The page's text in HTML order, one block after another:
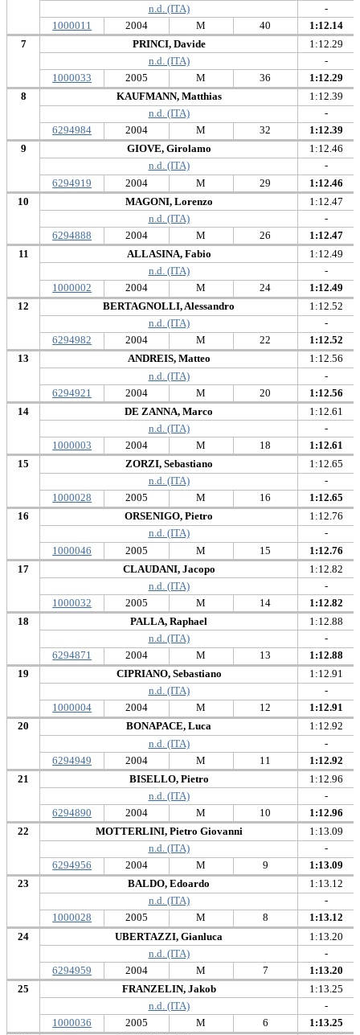
1000011 2004 M
n.d. (ITA)
-
1:12.14
40
7
1000033
PRINCI, Davide
2005 M
n.d. (ITA)
1:12.29
-
1:12.29
36
8
6294984
KAUFMANN, Matthias
2004 M
n.d. (ITA)
1:12.39
-
1:12.39
32
9
6294919
GIOVE, Girolamo
2004 M
n.d. (ITA)
1:12.46
-
1:12.46
29
10
6294888
MAGONI, Lorenzo
2004 M
n.d. (ITA)
1:12.47
-
1:12.47
26
11
1000002
ALLASINA, Fabio
2004 M
n.d. (ITA)
1:12.49
-
1:12.49
24
12
6294982
BERTAGNOLLI, Alessandro
2004 M
n.d. (ITA)
1:12.52
-
1:12.52
22
13
6294921
ANDREIS, Matteo
2004 M
n.d. (ITA)
1:12.56
-
1:12.56
20
14
1000003
DE ZANNA, Marco
2004 M
n.d. (ITA)
1:12.61
-
1:12.61
18
15
1000028
ZORZI, Sebastiano
2005 M
n.d. (ITA)
1:12.65
-
1:12.65
16
16
1000046
ORSENIGO, Pietro
2005 M
n.d. (ITA)
1:12.76
-
1:12.76
15
17
1000032
CLAUDANI, Jacopo
2005 M
n.d. (ITA)
1:12.82
-
1:12.82
14
18
6294871
PALLA, Raphael
2004 M
n.d. (ITA)
1:12.88
-
1:12.88
13
19
1000004
CIPRIANO, Sebastiano
2004 M
n.d. (ITA)
1:12.91
-
1:12.91
12
20
6294949
BONAPACE, Luca
2004 M
n.d. (ITA)
1:12.92
-
1:12.92
11
21
6294890
BISELLO, Pietro
2004 M
n.d. (ITA)
1:12.96
-
1:12.96
10
22
6294956
MOTTERLINI, Pietro Giovanni
2004 M
n.d. (ITA)
1:13.09
-
1:13.09
9
23
1000028
BALDO, Edoardo
2005 M
n.d. (ITA)
1:13.12
-
1:13.12
8
24
6294959
UBERTAZZI, Gianluca
2004 M
n.d. (ITA)
1:13.20
-
1:13.20
7
25
1000036
FRANZELIN, Jakob
2005 M
n.d. (ITA)
1:13.25
-
1:13.25
6